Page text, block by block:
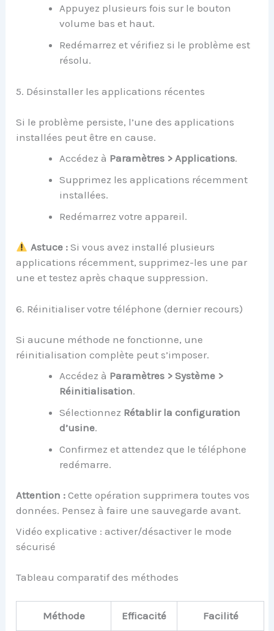
Appuyez plusieurs fois sur le bouton
volume bas et haut.
Redémarrez et vérifiez si le problème est
résolu.
5. Désinstaller les applications récentes
Si le problème persiste, l’une des applications
installées peut être en cause.
Accédez à Paramètres > Applications.
Supprimez les applications récemment
installées.
Redémarrez votre appareil.
Astuce :Si vous avez installé plusieurs
applications récemment, supprimez-les une par
une et testez après chaque suppression.
6. Réinitialiser votre téléphone (dernier recours)
Si aucune méthode ne fonctionne, une
réinitialisation complète peut s’imposer.
Accédez à Paramètres > Système >
Réinitialisation.
Sélectionnez Rétablir la configuration
d’usine.
Confirmez et attendez que le téléphone
redémarre.
Attention : Cette opération supprimera toutes vos
données. Pensez à faire une sauvegarde avant.
Vidéo explicative : activer/désactiver le mode
sécurisé
Tableau comparatif des méthodes
Méthode Efficacité Facilité